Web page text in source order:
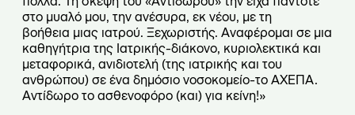
στο μυαλό μου, την ανέσυρα, εκ νέου, με τη
βοήθεια μιας ιατρού. Ξεχωριστής. Αναφέρομαι σε μια
καθηγήτρια της Ιατρικής-διάκονο, κυριολεκτικά και
μεταφορικά, ανιδιοτελή (της ιατρικής και του
ανθρώπου) σε ένα δημόσιο νοσοκομείο-το ΑΧΕΠΑ.
Αντίδωρο το ασθενοφόρο (και) για κείνη!»